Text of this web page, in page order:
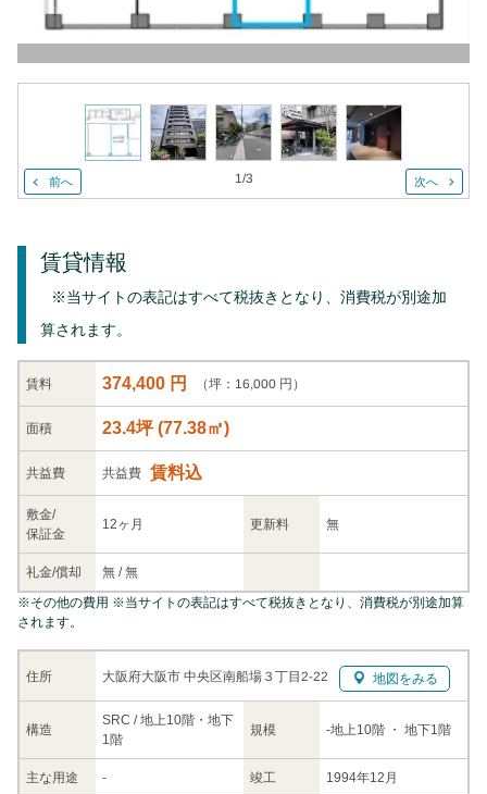
前へ 1/3 次へ
賃貸情報
※当サイトの表記はすべて税抜きとなり、消費税が別途加
算されます。
賃料 374,400 円 （坪：16,000 円）
面積 23.4坪(77.38㎡)
共益費 共益費 賃料込
敷金/
保証金
12ヶ月 更新料 無
礼金/償却 無 /無
住所 大阪府大阪市 中央区南船場３丁目2-22 地図をみる
構造
SRC / 地上10階・地下
1階
規模 -地上10階 ・ 地下1階
主な用途 - 竣工 1994年12月
※その他の費用 ※当サイトの表記はすべて税抜きとなり、消費税が別途加算
されます。